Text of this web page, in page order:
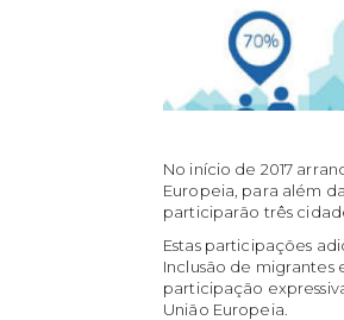
No início de 2017
Europeia, para além
participarão três
Estas participações
Inclusão de migrantes
participação
União Europeia.